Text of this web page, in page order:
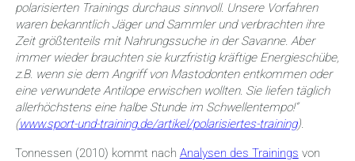
polarisierten Trainings durchaus sinnvoll. Unsere Vorfahren
waren bekanntlich Jäger und Sammler und verbrachten ihre
Zeit größtenteils mit Nahrungssuche in der Savanne. Aber
immer wieder brauchten sie kurzfristig kräftige Energieschübe,
z.B. wenn sie dem Angriff von Mastodonten entkommen oder
eine verwundete Antilope erwischen wollten. Sie liefen täglich
allerhöchstens eine halbe Stunde im Schwellentempo!“
(www.sport-und-training.de/artikel/polarisiertes-training).
Tonnessen (2010) kommt nach Analysen des Trainings von